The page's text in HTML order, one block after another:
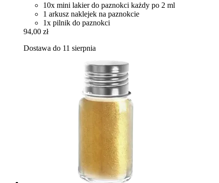
10x mini lakier do paznokci każdy po 2 ml
1 arkusz naklejek na paznokcie
1x pilnik do paznokci
94,00 zł
Dostawa do 11 sierpnia